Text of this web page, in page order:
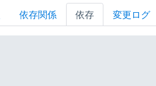
依存関係 依存 変更ログ